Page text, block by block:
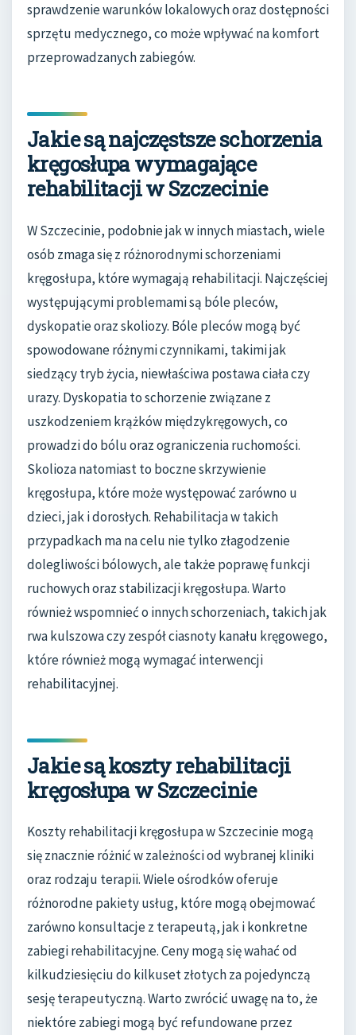
sprawdzenie warunków lokalowych oraz dostępności
sprzętu medycznego, co może wpływać na komfort
przeprowadzanych zabiegów.
Jakie są najczęstsze schorzenia
kręgosłupa wymagające
rehabilitacji w Szczecinie
W Szczecinie, podobnie jak w innych miastach, wiele
osób zmaga się z różnorodnymi schorzeniami
kręgosłupa, które wymagają rehabilitacji. Najczęściej
występującymi problemami są bóle pleców,
dyskopatie oraz skoliozy. Bóle pleców mogą być
spowodowane różnymi czynnikami, takimi jak
siedzący tryb życia, niewłaściwa postawa ciała czy
urazy. Dyskopatia to schorzenie związane z
uszkodzeniem krążków międzykręgowych, co
prowadzi do bólu oraz ograniczenia ruchomości.
Skolioza natomiast to boczne skrzywienie
kręgosłupa, które może występować zarówno u
dzieci, jak i dorosłych. Rehabilitacja w takich
przypadkach ma na celu nie tylko złagodzenie
dolegliwości bólowych, ale także poprawę funkcji
ruchowych oraz stabilizacji kręgosłupa. Warto
również wspomnieć o innych schorzeniach, takich jak
rwa kulszowa czy zespół ciasnoty kanału kręgowego,
które również mogą wymagać interwencji
rehabilitacyjnej.
Jakie są koszty rehabilitacji
kręgosłupa w Szczecinie
Koszty rehabilitacji kręgosłupa w Szczecinie mogą
się znacznie różnić w zależności od wybranej kliniki
oraz rodzaju terapii. Wiele ośrodków oferuje
różnorodne pakiety usług, które mogą obejmować
zarówno konsultacje z terapeutą, jak i konkretne
zabiegi rehabilitacyjne. Ceny mogą się wahać od
kilkudziesięciu do kilkuset złotych za pojedynczą
sesję terapeutyczną. Warto zwrócić uwagę na to, że
niektóre zabiegi mogą być refundowane przez